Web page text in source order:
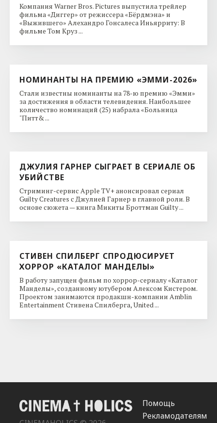
Компания Warner Bros. Pictures выпустила трейлер
фильма «Диггер» от режиссера «Бёрдмэна» и
«Выжившего» Алехандро Гонсалеса Иньярриту: В
фильме Том Круз ...
НОМИНАНТЫ НА ПРЕМИЮ «ЭММИ-2026»
Стали известны номинанты на 78-ю премию «Эмми»
за достижения в области телевидения. Наибольшее
количество номинаций (25) набрала «Больница
"Питт& ...
ДЖУЛИЯ ГАРНЕР СЫГРАЕТ В СЕРИАЛЕ ОБ
УБИЙСТВЕ
Стриминг-сервис Apple TV+ анонсировал сериал
Guilty Creatures с Джулией Гарнер в главной роли. В
основе сюжета — книга Микиты Броттман Guilty ...
СТИВЕН СПИЛБЕРГ СПРОДЮСИРУЕТ
ХОРРОР «КАТАЛОГ МАНДЕЛЫ»
В работу запущен фильм по хоррор-сериалу «Каталог
Манделы», созданному ютубером Алексом Кистером.
Проектом занимаются продакшн-компании Amblin
Entertainment Стивена Спилберга, United ...
Помощь
Рекламодателям